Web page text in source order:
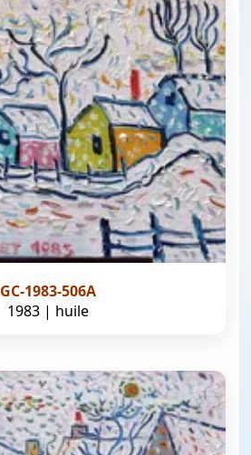
GC-1983-506A
1983 | huile